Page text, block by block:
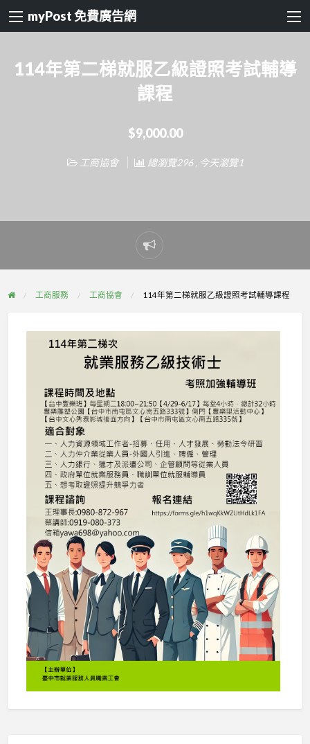
myPost 免費廣告網
114年第二梯就服乙級證照考試輔導
課程
$9,000.00
工商協會 總瀏覽296 , 今天瀏覽1
Report
problem
工商服務 工商協會 114年第二梯就服乙級證照考試輔導課程